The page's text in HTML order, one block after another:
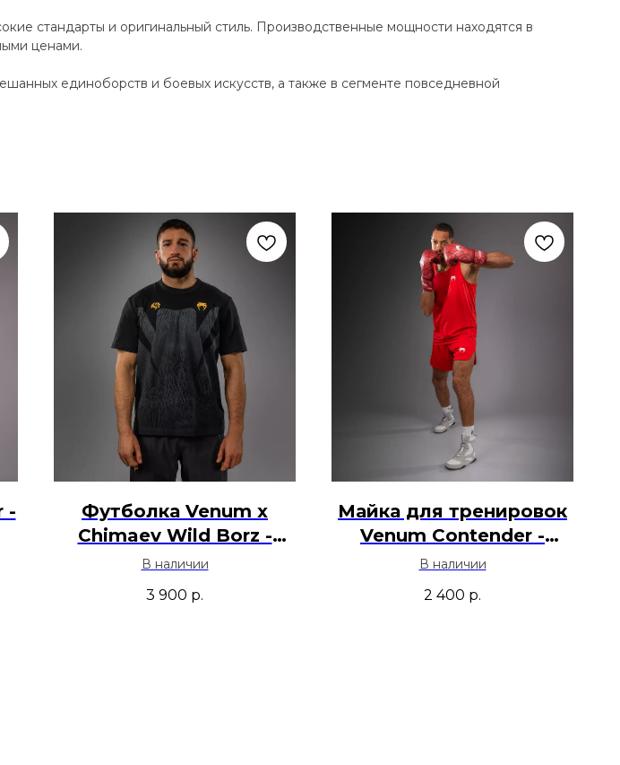
стандарты и оригинальный стиль. Производственные мощности находятся в
ценами.
единоборств и боевых искусств, а также в сегменте повседневной
-
Футболка Venum x
Chimaev Wild Borz -
Черный
В наличии
3 900 р.
Майка для тренировок
Venum Contender -
Красный
В наличии
2 400 р.